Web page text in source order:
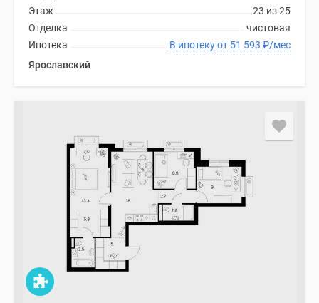
23 из 25
Этаж
чистовая
Отделка
В ипотеку от 51 593 ₽/мес
Ипотека
Ярославский